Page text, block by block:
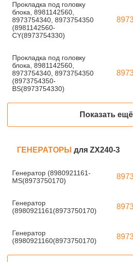
Прокладка под головку
блока, 8981142560,
8973754340, 8973754350
(8981142560-
CY(8973754330)
Прокладка под головку
блока, 8981142560,
8973754340, 8973754350
(8973754350-
BS(8973754330)
Показать ещё
ГЕНЕРАТОРЫ для ZX240-3
Генератор (8980921161-
MS(8973750170)
Генератор
(8980921161(8973750170)
Генератор
(8980921160(8973750170)